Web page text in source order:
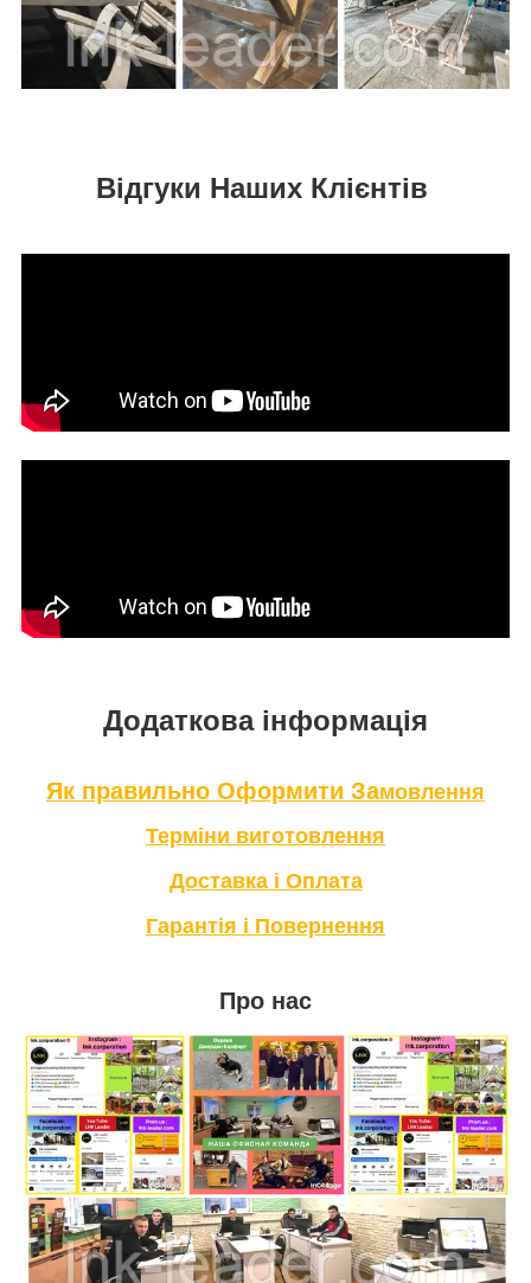
Відгуки Наших Клієнтів
Додаткова інформація
Як правильно Оформити Замовлення
Терміни виготовлення
Доставка і Оплата
Гарантія і Повернення
Про нас